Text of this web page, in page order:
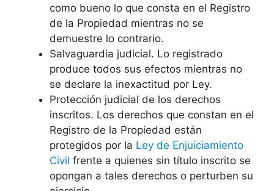
como bueno lo que consta en el Registro
de la Propiedad mientras no se
demuestre lo contrario.
Salvaguardia judicial. Lo registrado
produce todos sus efectos mientras no
se declare la inexactitud por Ley.
Protección judicial de los derechos
inscritos. Los derechos que constan en el
Registro de la Propiedad están
protegidos por la Ley de Enjuiciamiento
Civil frente a quienes sin título inscrito se
opongan a tales derechos o perturben su